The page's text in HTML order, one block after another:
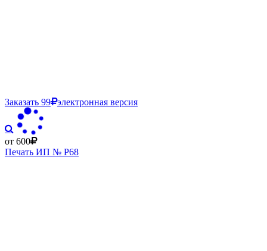
Заказать 99 электронная версия
от 600
Печать ИП № Р68